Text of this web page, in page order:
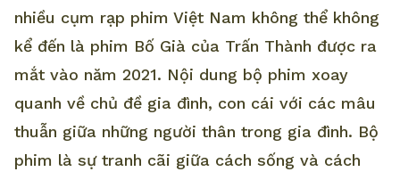
nhiều cụm rạp phim Việt Nam không thể không
kể đến là phim Bố Già của Trấn Thành được ra
mắt vào năm 2021. Nội dung bộ phim xoay
quanh về chủ đề gia đình, con cái với các mâu
thuẫn giữa những người thân trong gia đình. Bộ
phim là sự tranh cãi giữa cách sống và cách